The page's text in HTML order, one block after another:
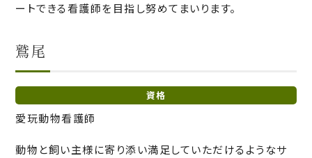
ートできる看護師を目指し努めてまいります。
鷲尾
資格
愛玩動物看護師
動物と飼い主様に寄り添い満足していただけるようなサ